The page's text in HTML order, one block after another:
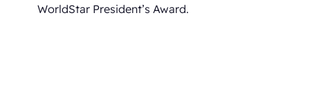
WorldStar President’s Award.